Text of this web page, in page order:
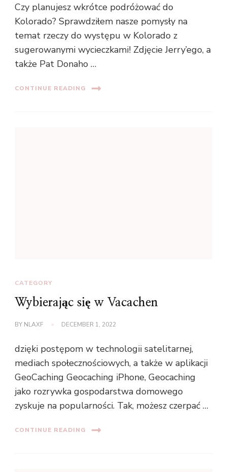
Czy planujesz wkrótce podróżować do
Kolorado? Sprawdziłem nasze pomysły na
temat rzeczy do występu w Kolorado z
sugerowanymi wycieczkami! Zdjęcie Jerry’ego, a
także Pat Donaho …
CONTINUE READING
CATEGORY
Wybierając się w Vacachen
BY NLAXF DECEMBER 1, 2022
dzięki postępom w technologii satelitarnej,
mediach społecznościowych, a także w aplikacji
GeoCaching Geocaching iPhone, Geocaching
jako rozrywka gospodarstwa domowego
zyskuje na popularności. Tak, możesz czerpać …
CONTINUE READING